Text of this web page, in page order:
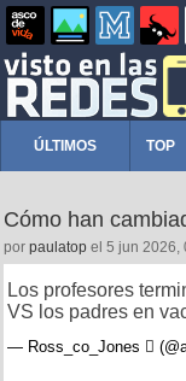
ÚLTIMOS TOP
Cómo han
por paulatop el 5 jun 2026,
Los profesores
VS los padres en
— Ross_co_Jones 